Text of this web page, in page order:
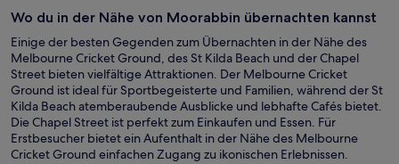
g
ö
f
f
n
e
t
u
e
n
F
e
n
s
t
e
Wo du in der Nähe von Moorabbin übernachten kannst
Einige der besten Gegenden zum Übernachten in der Nähe des
Melbourne Cricket Ground, des St Kilda Beach und der Chapel
Street bieten vielfältige Attraktionen. Der Melbourne Cricket
Ground ist ideal für Sportbegeisterte und Familien, während der St
Kilda Beach atemberaubende Ausblicke und lebhafte Cafés bietet.
Die Chapel Street ist perfekt zum Einkaufen und Essen. Für
Erstbesucher bietet ein Aufenthalt in der Nähe des Melbourne
Cricket Ground einfachen Zugang zu ikonischen Erlebnissen.